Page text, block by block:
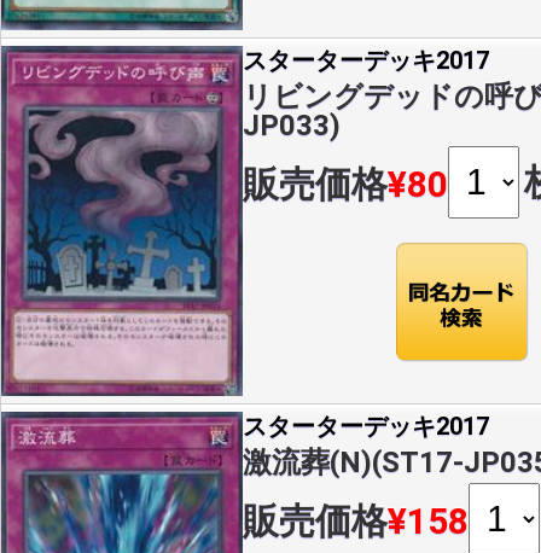
スターターデッキ2017
リビングデッドの呼
JP033)
販売価格¥80
スターターデッキ2017
激流葬(N)(ST17-
販売価格¥158